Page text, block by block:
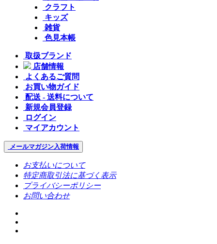
クラフト
キッズ
雑貨
色見本帳
取扱ブランド
店舗情報
よくあるご質問
お買い物ガイド
配送 - 送料について
新規会員登録
ログイン
マイアカウント
メールマガジン入荷情報
お支払いについて
特定商取引法に基づく表示
プライバシーポリシー
お問い合わせ